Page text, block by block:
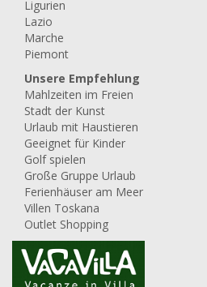
Ligurien
Lazio
Marche
Piemont
Unsere Empfehlung
Mahlzeiten im Freien
Stadt der Kunst
Urlaub mit Haustieren
Geeignet für Kinder
Golf spielen
Große Gruppe Urlaub
Ferienhäuser am Meer
Villen Toskana
Outlet Shopping